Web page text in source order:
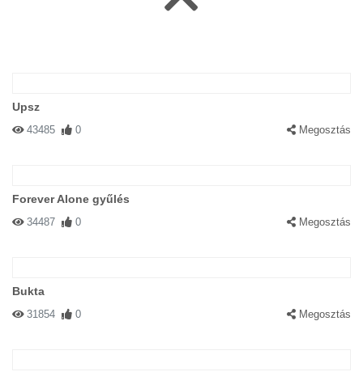
Upsz
43485 0 Megosztás
Forever Alone gyűlés
34487 0 Megosztás
Bukta
31854 0 Megosztás